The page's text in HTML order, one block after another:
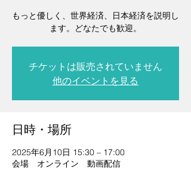
もっと優しく、世界経済、日本経済を説明し
ます。どなたでも歓迎。
チケットは販売されていません
他のイベントを見る
日時・場所
2025年6月10日 15:30 – 17:00
会場 オンライン 動画配信